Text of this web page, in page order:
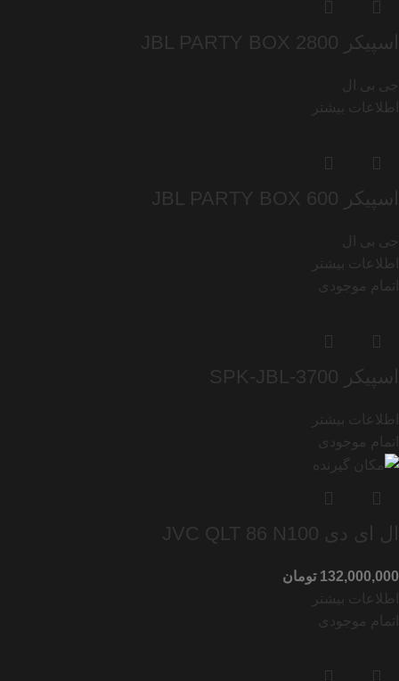
اسپیکر JBL PARTY BOX 2800
جی بی ال
اطلاعات بیشتر
اسپیکر JBL PARTY BOX 600
جی بی ال
اطلاعات بیشتر
اتمام موجودی
اسپیکر SPK-JBL-3700
اطلاعات بیشتر
اتمام موجودی
ال ای دی JVC QLT 86 N100
تومان
اطلاعات بیشتر
اتمام موجودی